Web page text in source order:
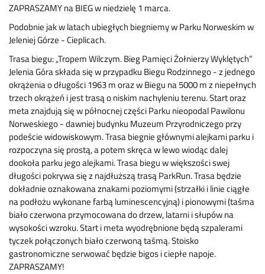
ZAPRASZAMY na BIEG w niedzielę 1 marca.
Podobnie jak w latach ubiegłych biegniemy w Parku Norweskim w
Jeleniej Górze - Cieplicach.
Trasa biegu: „Tropem Wilczym. Bieg Pamięci Żołnierzy Wyklętych”
Jelenia Góra składa się w przypadku Biegu Rodzinnego - z jednego
okrążenia o długości 1963 m oraz w Biegu na 5000 m z niepełnych
trzech okrążeń i jest trasą o niskim nachyleniu terenu. Start oraz
meta znajdują się w północnej części Parku nieopodal Pawilonu
Norweskiego - dawniej budynku Muzeum Przyrodniczego przy
podeście widowiskowym. Trasa biegnie głównymi alejkami parku i
rozpoczyna się prostą, a potem skręca w lewo wiodąc dalej
dookoła parku jego alejkami. Trasa biegu w większości swej
długości pokrywa się z najdłuższą trasą ParkRun. Trasa będzie
dokładnie oznakowana znakami poziomymi (strzałki i linie ciągłe
na podłożu wykonane farbą luminescencyjną) i pionowymi (taśma
biało czerwona przymocowana do drzew, latarni i słupów na
wysokości wzroku. Start i meta wyodrębnione będą szpalerami
tyczek połączonych biało czerwoną taśmą. Stoisko
gastronomiczne serwować będzie bigos i ciepłe napoje.
ZAPRASZAMY!